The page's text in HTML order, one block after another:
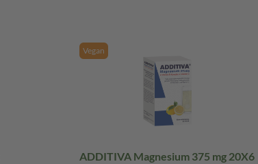
Vegan
ADDITIVA Magnesium 375 mg 20X6